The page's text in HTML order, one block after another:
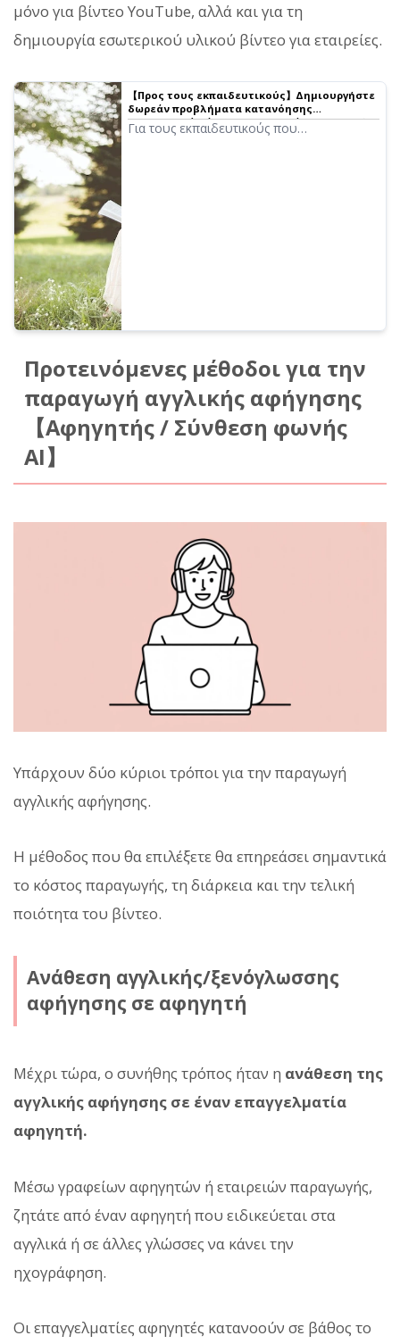
μόνο για βίντεο YouTube, αλλά και για τη
δημιουργία εσωτερικού υλικού βίντεο για εταιρείες.
【Προς τους εκπαιδευτικούς】Δημιουργήστε
δωρεάν προβλήματα κατανόησης
προφορικού λόγου στα αγγλικά! Λεπτομερής
εξήγηση της μεθόδου χωρίς ανάγκη
Για τους εκπαιδευτικούς που
Προτεινόμενες μέθοδοι για την
παραγωγή αγγλικής αφήγησης
【Αφηγητής / Σύνθεση φωνής
AI】
Υπάρχουν δύο κύριοι τρόποι για την παραγωγή
αγγλικής αφήγησης.
Η μέθοδος που θα επιλέξετε θα επηρεάσει σημαντικά
το κόστος παραγωγής, τη διάρκεια και την τελική
ποιότητα του βίντεο.
Ανάθεση αγγλικής/ξενόγλωσσης
αφήγησης σε αφηγητή
Μέχρι τώρα, ο συνήθης τρόπος ήταν η ανάθεση της
αγγλικής αφήγησης σε έναν επαγγελματία
αφηγητή.
Μέσω γραφείων αφηγητών ή εταιρειών παραγωγής,
ζητάτε από έναν αφηγητή που ειδικεύεται στα
αγγλικά ή σε άλλες γλώσσες να κάνει την
ηχογράφηση.
Οι επαγγελματίες αφηγητές κατανοούν σε βάθος το